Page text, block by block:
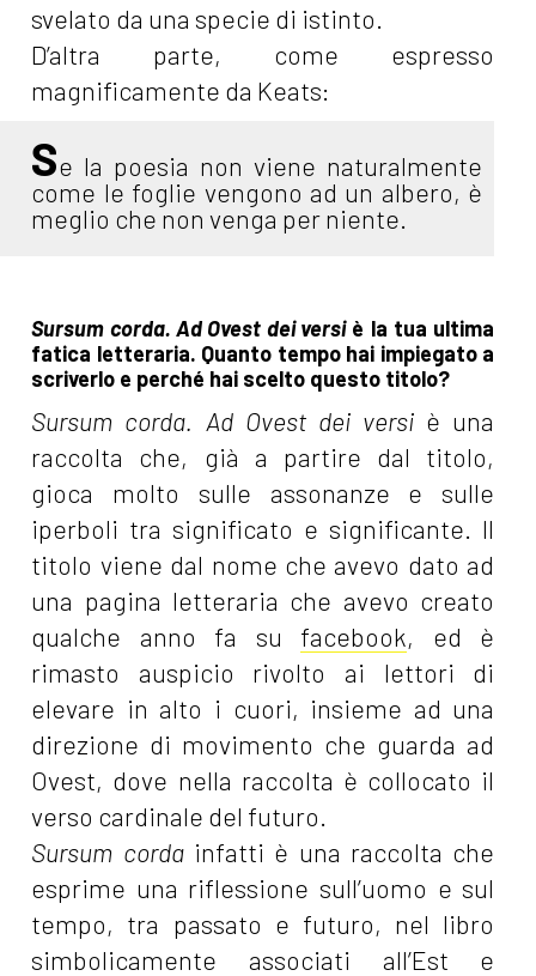
svelato da una specie di istinto.
D’altra parte, come espresso
magnificamente da Keats:
Se la poesia non viene naturalmente
come le foglie vengono ad un albero, è
meglio che non venga per niente.
Sursum corda. Ad Ovest dei versiè la tua ultima
fatica letteraria. Quanto tempo hai impiegato a
scriverlo e perché hai scelto questo titolo?
Sursum corda. Ad Ovest dei versiè una
raccolta che, già a partire dal titolo,
gioca molto sulle assonanze e sulle
iperboli tra significato e significante. Il
titolo viene dal nome che avevo dato ad
una pagina letteraria che avevo creato
qualche anno fa su facebook, ed è
rimasto auspicio rivolto ai lettori di
elevare in alto i cuori, insieme ad una
direzione di movimento che guarda ad
Ovest, dove nella raccolta è collocato il
verso cardinale del futuro.
Sursum cordainfatti è una raccolta che
esprime una riflessione sull’uomo e sul
tempo, tra passato e futuro, nel libro
simbolicamente associati all’Est e